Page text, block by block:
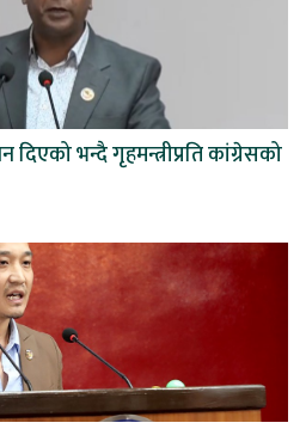
दिएको भन्दै गृहमन्त्रीप्रति कांग्रेसको